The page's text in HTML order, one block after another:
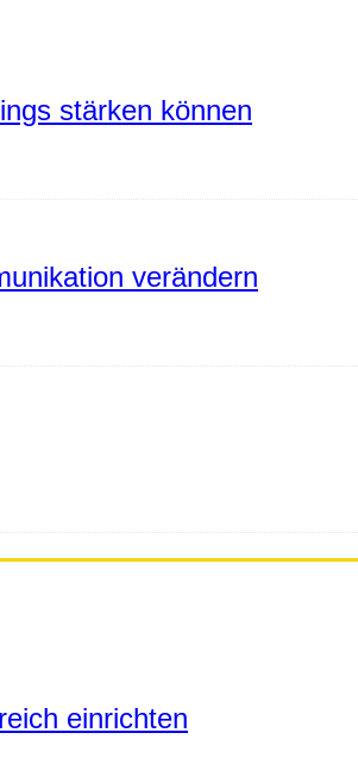
stärken können
verändern
einrichten